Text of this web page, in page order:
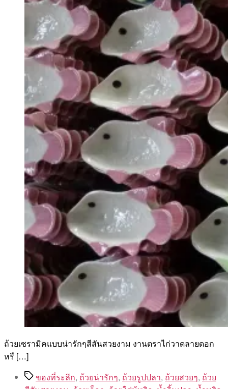
ถ้วยเซรามิคแบบน่ารักๆสีสันสวยงาม งานตราไก่วาดลายดอก
หรื […]
Tagsของที่ระลึก, ถ้วยน่ารักๆ, ถ้วยรูปปลา, ถ้วยสวยๆ, ถ้วย